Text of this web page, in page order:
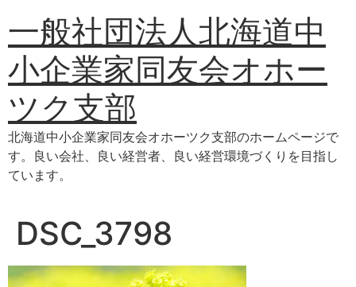
ン
テ
ツ
に
ス
キ
ッ
一般社団法人北海道中
小企業家同友会オホー
ツク支部
北海道中小企業家同友会オホーツク支部のホームページで
す。良い会社、良い経営者、良い経営環境づくりを目指し
ています。
DSC_3798